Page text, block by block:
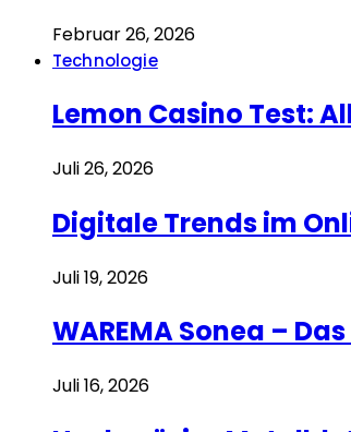
Februar 26, 2026
Technologie
Lemon Casino Test:
Juli 26, 2026
Digitale Trends im
Juli 19, 2026
WAREMA Sonea –
Juli 16, 2026